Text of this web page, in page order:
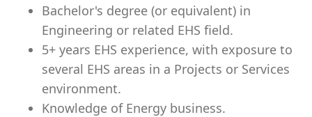
Bachelor's degree (or equivalent) in
Engineering or related EHS field.
5+ years EHS experience, with exposure to
several EHS areas in a Projects or Services
environment.
Knowledge of Energy business.